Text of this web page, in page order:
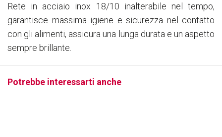
Rete in acciaio inox 18/10 inalterabile nel tempo,
garantisce massima igiene e sicurezza nel contatto
con gli alimenti, assicura una lunga durata e un aspetto
sempre brillante.
Potrebbe interessarti anche